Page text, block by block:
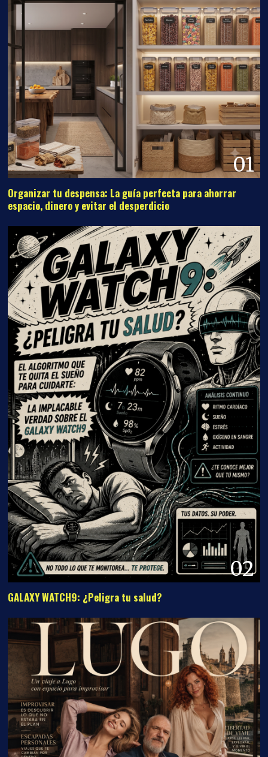
01
Organizar tu despensa: La guía perfecta para ahorrar
espacio, dinero y evitar el desperdicio
02
GALAXY WATCH9: ¿Peligra tu salud?